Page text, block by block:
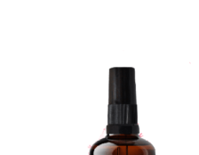
Si vous observez
d’odeur, n’utilisez